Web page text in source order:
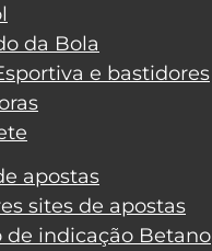
da Bola
e bastidores
apostas
sites de apostas
de indicação Betano